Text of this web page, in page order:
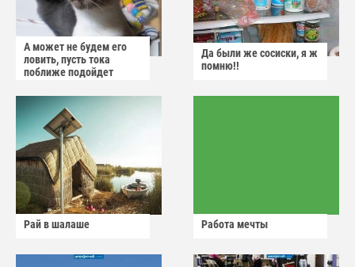
А может не будем его
ловить, пусть тока
поближе подойдет
Да были же сосиски, я ж
помню!!
Рай в шалаше Работа мечты